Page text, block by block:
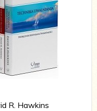
R. Hawkins